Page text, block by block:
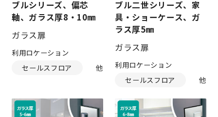
ブルシリーズ、偏芯
軸、ガラス厚8・10㎜
ガラス扉
利用ロケーション
セールスフロア
ブル二世シリーズ、家
具・ショーケース、ガ
ラス厚5㎜
ガラス扉
利用ロケーション
セールスフロア